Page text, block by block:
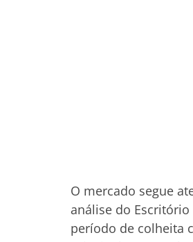
O mercado segue
análise do
período de colheita